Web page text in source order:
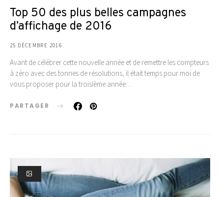
Top 50 des plus belles campagnes
d’affichage de 2016
25 DÉCEMBRE 2016
Avant de célébrer cette nouvelle année et de remettre les compteurs
à zéro avec des tonnes de résolutions, il était temps pour moi de
vous proposer pour la troisième année…
PARTAGER